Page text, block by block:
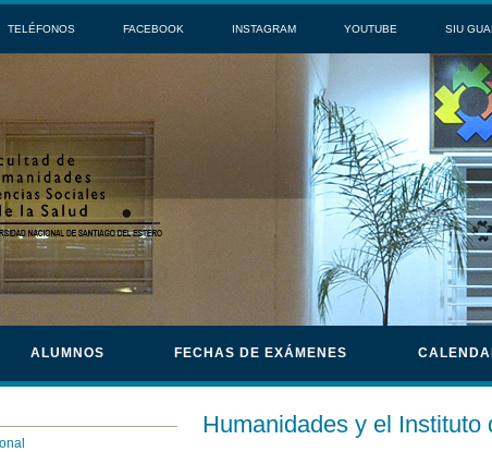
TELÉFONOS FACEBOOK INSTAGRAM YOUTUBE SIU
ALUMNOS FECHAS DE EXÁMENES
Humanidades y el